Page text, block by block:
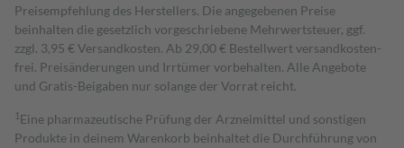
Preisempfehlung des Herstellers. Die angegebenen Preise
beinhalten die gesetzlich vorgeschriebene Mehrwertsteuer, ggf.
zzgl. 3,95 € Versandkosten. Ab 29,00 € Bestell­wert versand­kosten­
frei. Preisänderungen und Irrtümer vorbehalten. Alle Angebote
und Gratis-Beigaben nur solange der Vorrat reicht.
1 Eine pharmazeutische Prüfung der Arzneimittel und sonstigen
Produkte in deinem Warenkorb beinhaltet die Durchführung von